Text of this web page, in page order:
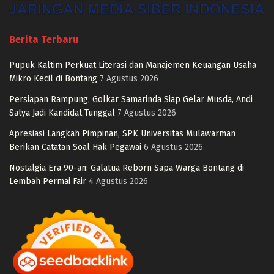
Berita Terbaru
Pupuk Kaltim Perkuat Literasi dan Manajemen Keuangan Usaha
Mikro Kecil di Bontang 7 Agustus 2026
Persiapan Rampung, Golkar Samarinda Siap Gelar Musda, Andi
Satya Jadi Kandidat Tunggal 7 Agustus 2026
Apresiasi Langkah Pimpinan, SPK Universitas Mulawarman
Berikan Catatan Soal Hak Pegawai 6 Agustus 2026
Nostalgia Era 90-an: Galatua Reborn Sapa Warga Bontang di
Lembah Permai Fair 4 Agustus 2026